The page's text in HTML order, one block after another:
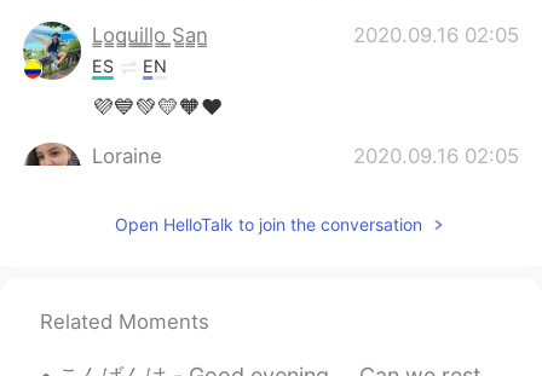
L̳o̳q̳u̳i̳l̳l̳o̳ ̳S̳a̳n̳ 2020.09.16 02:05
ES EN
💜💙💚💛🧡❤️
Loraine 2020.09.16 02:05
💕🇲🇽🎉😊
Open HelloTalk to join the conversation
Related Moments